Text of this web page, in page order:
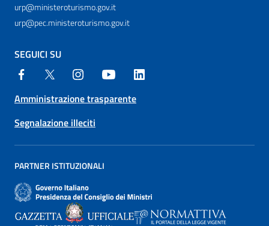
urp@ministeroturismo.gov.it
urp@pec.ministeroturismo.gov.it
SEGUICI SU
Amministrazione trasparente
Segnalazione illeciti
PARTNER ISTITUZIONALI